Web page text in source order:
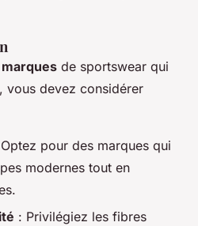
marques de sportswear qui
, vous devez considérer
pour des marques qui
modernes tout en
: Privilégiez les fibres